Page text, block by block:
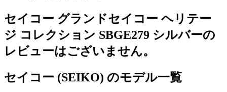
セイコー グランドセイコー ヘリテー
ジ コレクション SBGE279 シルバーの
レビューはございません。
セイコー (SEIKO) のモデル一覧